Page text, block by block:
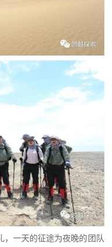
，一天的征途为夜晚的团队